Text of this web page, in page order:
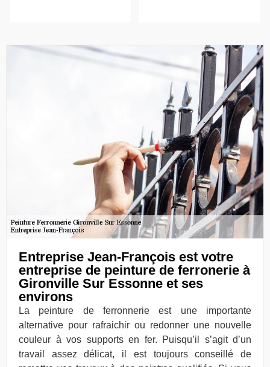
Entreprise Jean-François est votre
entreprise de peinture de ferronerie à
Gironville Sur Essonne et ses
environs
La peinture de ferronnerie est une importante
alternative pour rafraichir ou redonner une nouvelle
couleur à vos supports en fer. Puisqu’il s’agit d’un
travail assez délicat, il est toujours conseillé de